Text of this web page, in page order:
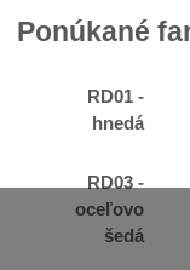
Ponúkané
RD01 -
hnedá
RD03 -
oceľovo
šedá